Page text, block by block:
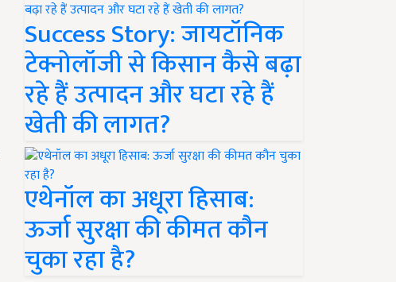
Success Story: जायटॉनिक
टेक्नोलॉजी से किसान कैसे बढ़ा
रहे हैं उत्पादन और घटा रहे हैं
खेती की लागत?
एथेनॉल का अधूरा हिसाब:
ऊर्जा सुरक्षा की कीमत कौन
चुका रहा है?